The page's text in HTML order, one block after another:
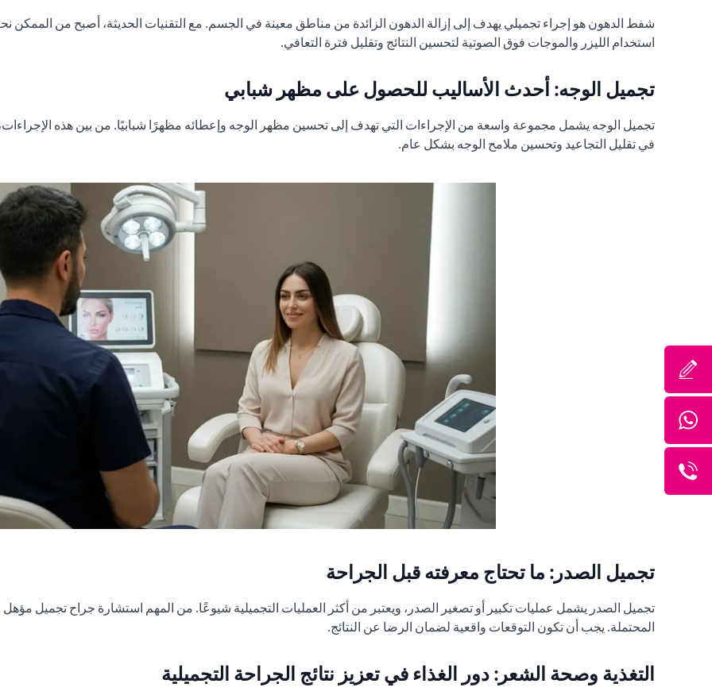
شفط الدهون هو إجراء تجميلي يهدف إلى إزالة الدهون الزائدة من مناطق معينة في الجسم. مع التقنيات الحديثة، أصبح من
استخدام الليزر والموجات فوق الصوتية لتحسين النتائج وتقليل فترة التعافي.
تجميل الوجه: أحدث الأساليب للحصول على مظهر شبابي
تجميل الوجه يشمل مجموعة واسعة من الإجراءات التي تهدف إلى تحسين مظهر الوجه وإعطائه مظهرًا شبابيًا. من بين هذه
في تقليل التجاعيد وتحسين ملامح الوجه بشكل عام.
تجميل الصدر: ما تحتاج معرفته قبل الجراحة
تجميل الصدر يشمل عمليات تكبير أو تصغير الصدر، ويعتبر من أكثر العمليات التجميلية شيوعًا. من المهم استشارة جراح تجميل
المحتملة. يجب أن تكون التوقعات واقعية لضمان الرضا عن النتائج.
التغذية وصحة الشعر: دور الغذاء في تعزيز نتائج الجراحة التجميلية